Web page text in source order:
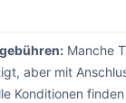
Manche
aber mit
Konditionen